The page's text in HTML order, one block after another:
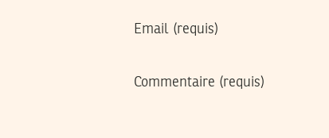
Email (requis)
Commentaire (requis)